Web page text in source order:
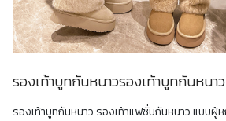
รองเท้าบูทกันหนาวรองเท้าบูทกันหนาว
รองเท้าบูทกันหนาว รองเท้าแฟชั่นกันหนาว แบบผู้หญิงๆ มีให้เลือกหลากหลาย